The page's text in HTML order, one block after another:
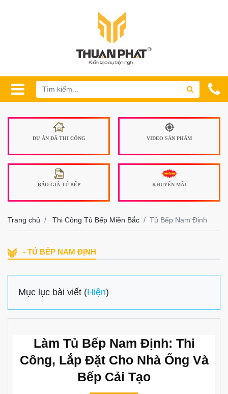
DỰ ÁN ĐÃ THI CÔNG VIDEO SẢN PHẨM
BÁO GIÁ TỦ BẾP KHUYẾN MÃI
Trang chủ Thi Công Tủ Bếp Miền Bắc Tủ Bếp Nam Định
- TỦ BẾP NAM ĐỊNH
Mục lục bài viết (Hiện)
Làm Tủ Bếp Nam Định: Thi
Công, Lắp Đặt Cho Nhà Ống Và
Bếp Cải Tạo